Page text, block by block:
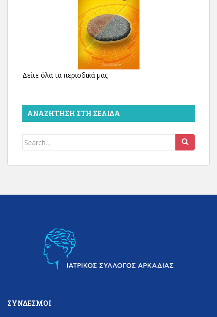
Δείτε όλα τα περιοδικά μας
ΑΝΑΖΉΤΗΣΗ ΣΤΗ ΣΕΛΊΔΑ
Search
ΣΎΝΔΕΣΜΟΙ